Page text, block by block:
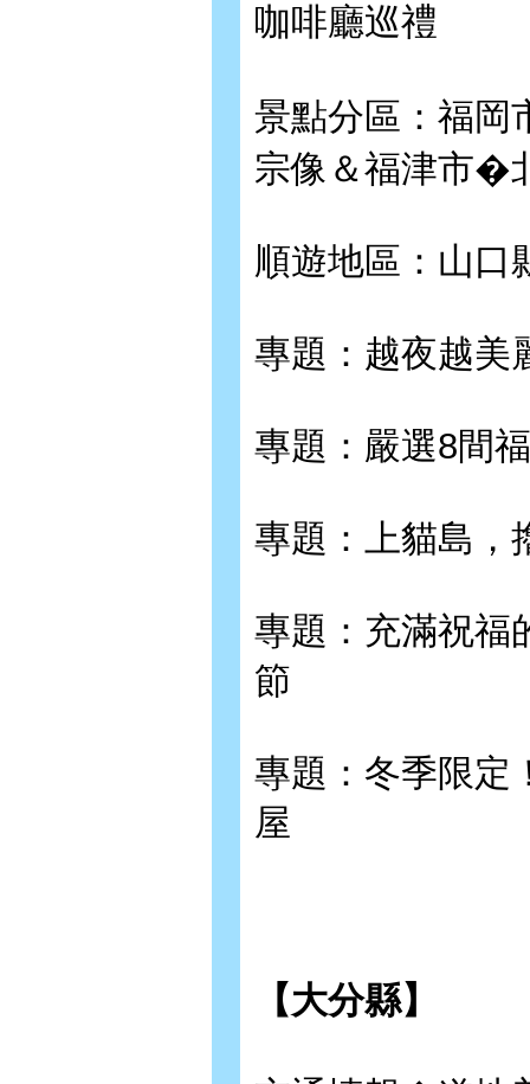
咖啡廳巡禮
景點分區：福
宗像＆福津市�
順遊地區：山口
專題：越夜越美
專題：嚴選8間
專題：上貓島
專題：充滿祝福
節
專題：冬季限定
屋
【大分縣】